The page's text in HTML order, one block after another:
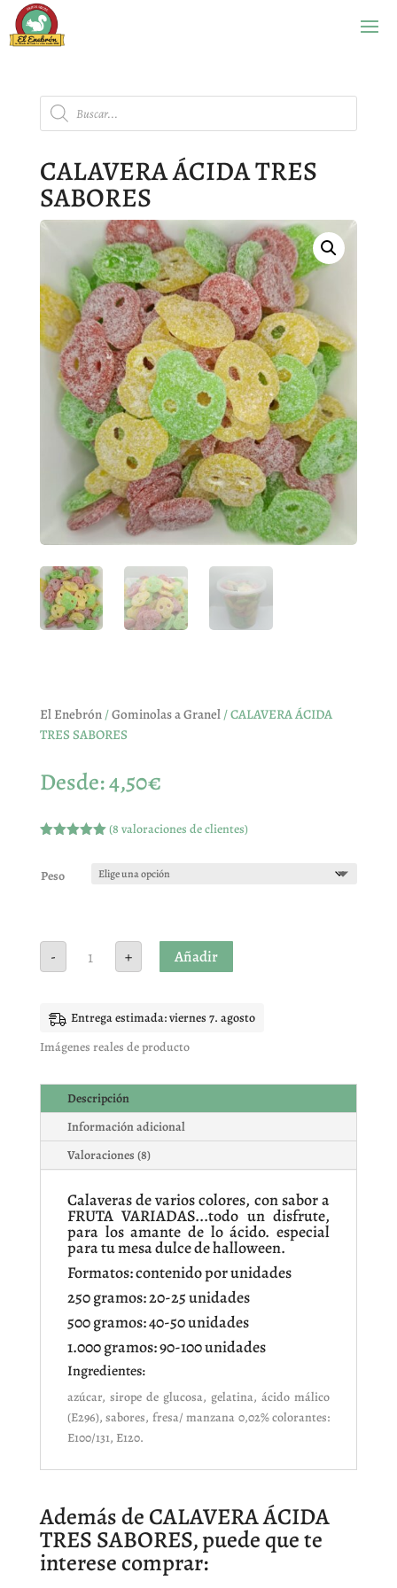
Búsqueda
de
productos
CALAVERA ÁCIDA TRES
SABORES
El Enebrón/Gominolas a Granel/ CALAVERA ÁCIDA
TRES SABORES
Desde:4,50€
5 en base
a
(8 valoraciones de clientes)
Peso
-
CALAVERA
ÁCIDA + Añadir
Entrega estimada: viernes 7. agosto
Imágenes reales de producto
Descripción
Información adicional
Valoraciones (8)
Calaveras de varios colores, con sabor a
FRUTA VARIADAS...todo un disfrute,
para los amante de lo ácido. especial
para tu mesa dulce de halloween.
Formatos: contenido por unidades
250 gramos: 20-25 unidades
500 gramos: 40-50 unidades
1.000 gramos: 90-100 unidades
Ingredientes:
azúcar, sirope de glucosa, gelatina, ácido málico
(E296), sabores, fresa/ manzana 0,02% colorantes:
E100/131, E120.
Además de CALAVERA ÁCIDA
TRES SABORES, puede que te
interese comprar: